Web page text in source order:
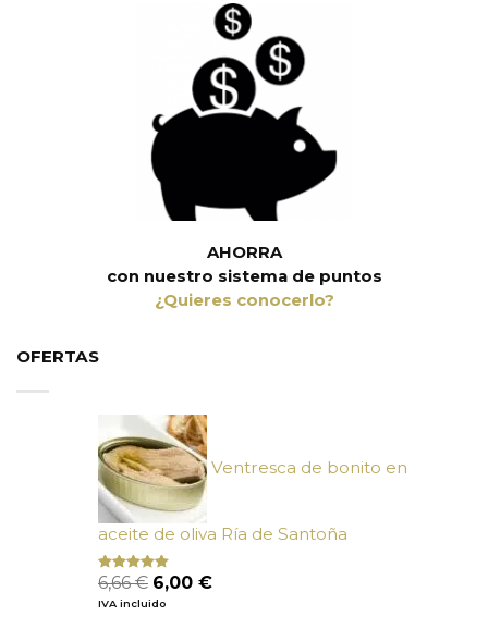
AHORRA
con nuestro sistema de puntos
¿Quieres conocerlo?
OFERTAS
Ventresca de bonito en
aceite de oliva Ría de Santoña
Valorado
con
de 5
6,66€ El
precio
6,00 €El
IVA incluido